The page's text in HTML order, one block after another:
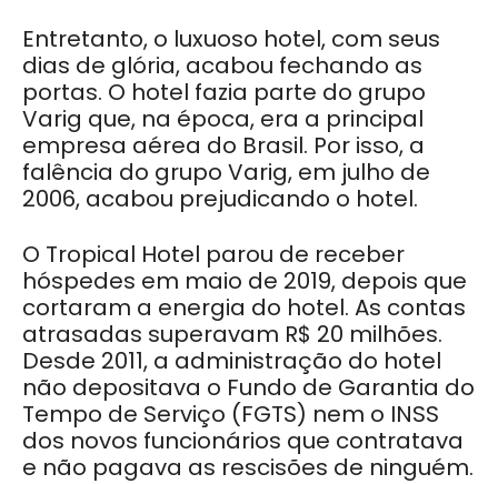
Entretanto, o luxuoso hotel, com seus
dias de glória, acabou fechando as
portas. O hotel fazia parte do grupo
Varig que, na época, era a principal
empresa aérea do Brasil. Por isso, a
falência do grupo Varig, em julho de
2006, acabou prejudicando o hotel.
O Tropical Hotel parou de receber
hóspedes em maio de 2019, depois que
cortaram a energia do hotel. As contas
atrasadas superavam R$ 20 milhões.
Desde 2011, a administração do hotel
não depositava o Fundo de Garantia do
Tempo de Serviço (FGTS) nem o INSS
dos novos funcionários que contratava
e não pagava as rescisões de ninguém.